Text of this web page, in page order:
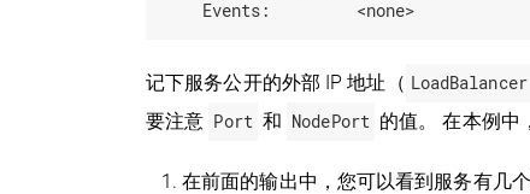
记下服务公开的外部 IP 地址（
要注意 Port 和 NodePort 的值。 在本例中，
在前面的输出中，您可以看到服务有几